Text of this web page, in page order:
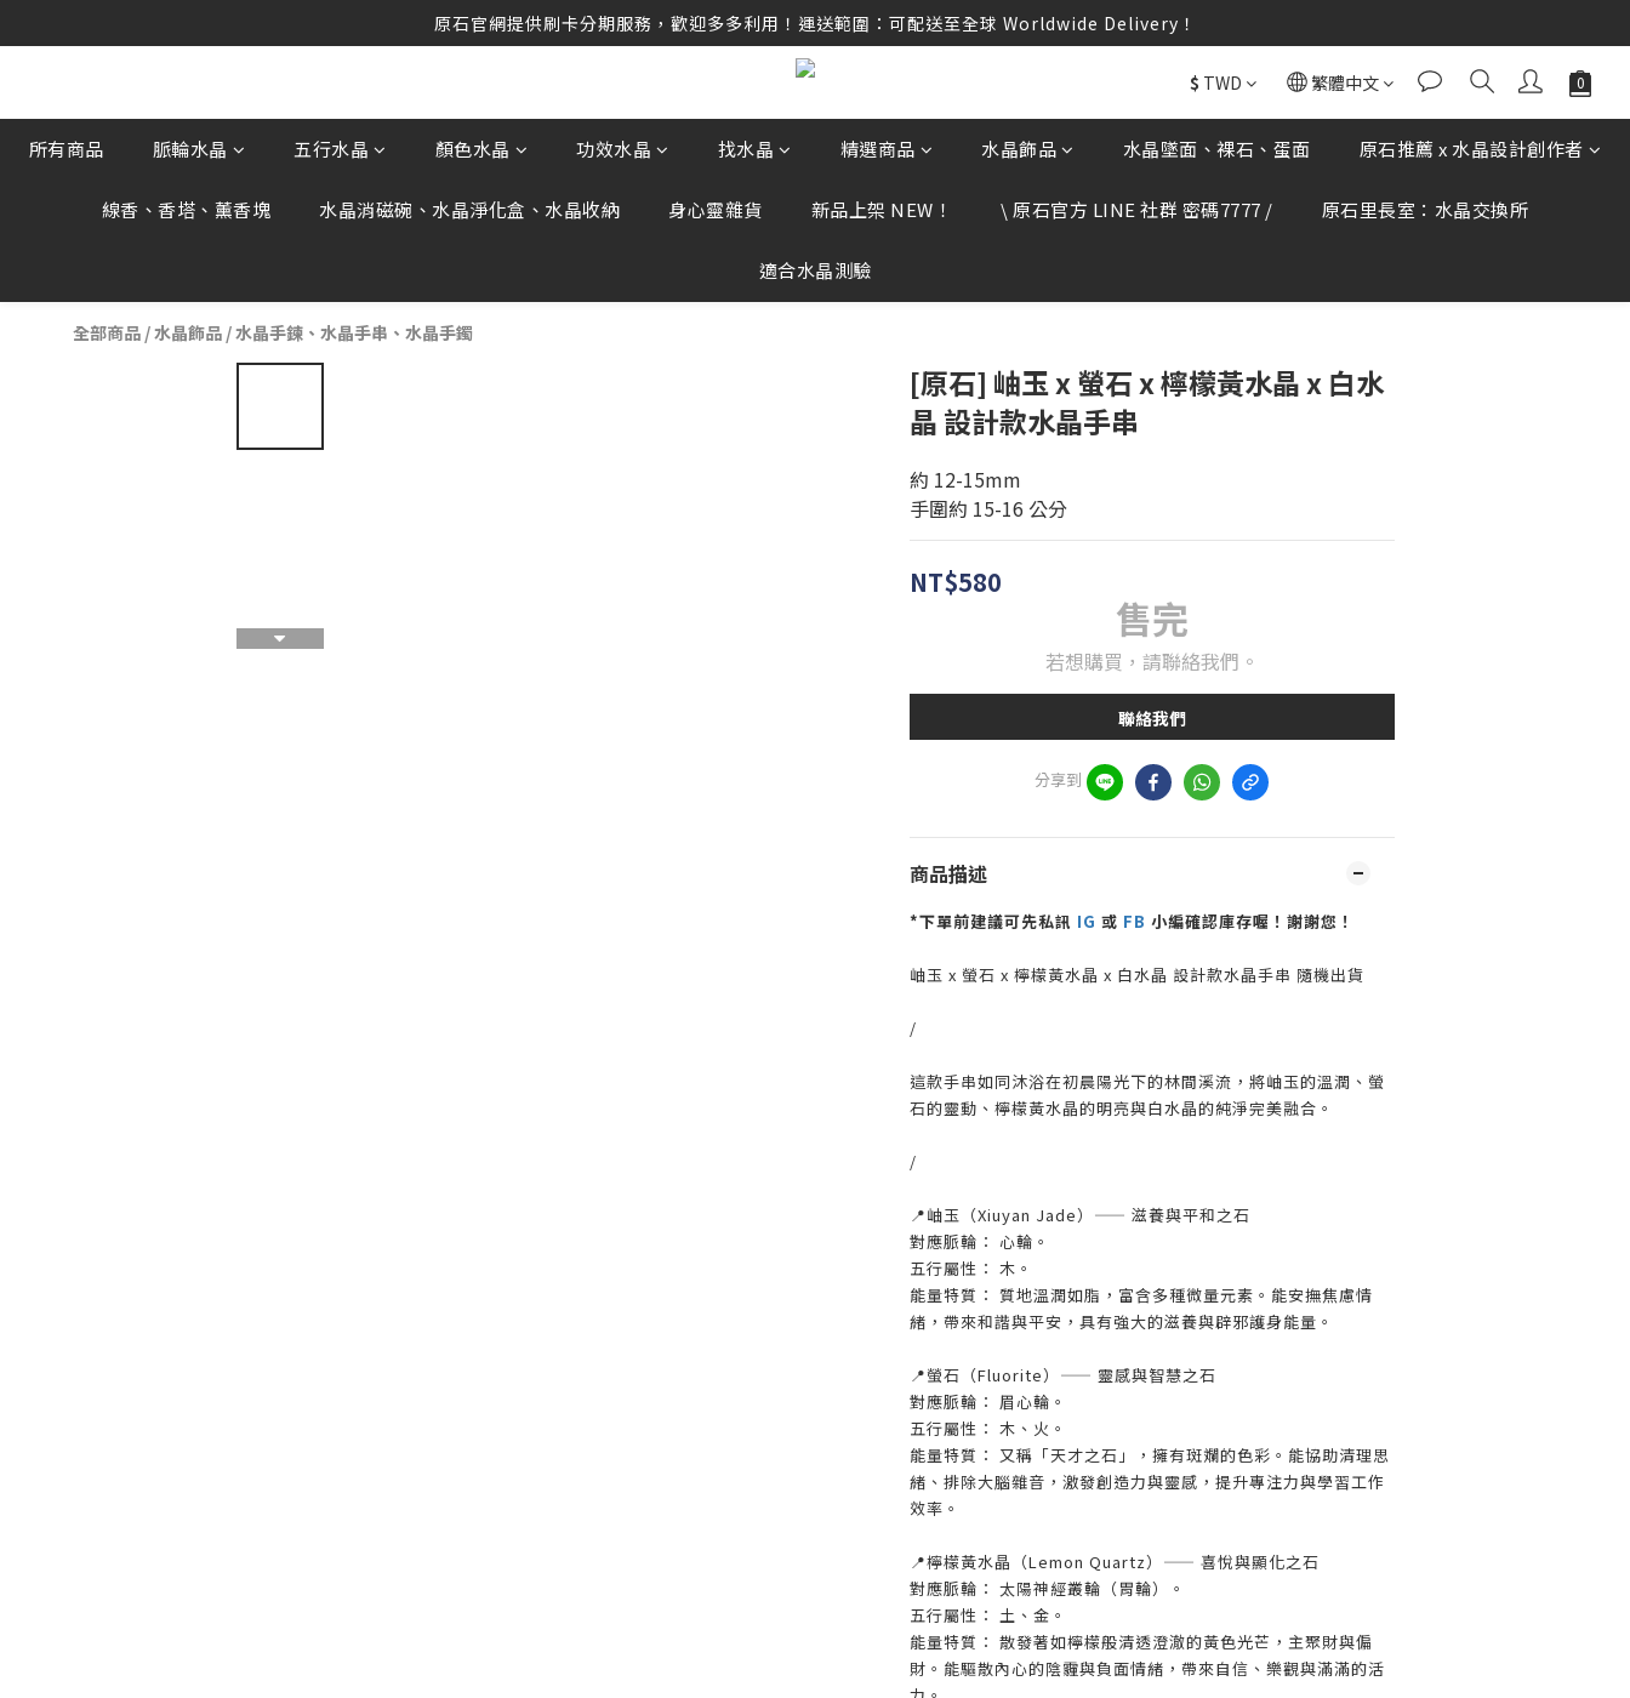
原石官網提供刷卡分期服務，歡迎多多利用！運送範圍：可配送至全球 Worldwide Delivery！
原石官網提供刷卡分期服務，歡迎多多利用！運送範圍：可配送至全球 Worldwide Delivery！
原石官網不會主動寄信要求顧客提供任何訂單資訊、補運費差額或付款，請勿點選任何不明連結，若有任何疑慮可撥打165反詐騙專線查證。
原石官網提供刷卡分期服務，歡迎多多利用！運送範圍：可配送至全球 Worldwide Delivery！
$ TWD 繁體中文
所有商品 脈輪水晶 五行水晶 顏色水晶 功效水晶 找水晶 精選商品 水晶飾品 水晶墜面、裸石、蛋面 原石推薦 x 水晶設計創作者
線香、香塔、薰香塊 水晶消磁碗、水晶淨化盒、水晶收納 身心靈雜貨 新品上架 NEW！ \ 原石官方 LINE 社群 密碼7777 / 原石里長室：水晶交換所
適合水晶測驗
全部商品 /水晶飾品 /水晶手鍊、水晶手串、水晶手鐲
[原石] 岫玉 x 螢石 x 檸檬黃水晶 x 白水
晶 設計款水晶手串
約 12-15mm
手圍約 15-16 公分
NT$580
售完
若想購買，請聯絡我們。
聯絡我們
分享到
商品描述
*下單前建議可先私訊 IG 或 FB 小編確認庫存喔！謝謝您！
岫玉 x 螢石 x 檸檬黃水晶 x 白水晶 設計款水晶手串 隨機出貨
/
這款手串如同沐浴在初晨陽光下的林間溪流，將岫玉的溫潤、螢
石的靈動、檸檬黃水晶的明亮與白水晶的純淨完美融合。
/
📍岫玉（Xiuyan Jade）—— 滋養與平和之石
對應脈輪： 心輪。
五行屬性： 木。
能量特質： 質地溫潤如脂，富含多種微量元素。能安撫焦慮情
緒，帶來和諧與平安，具有強大的滋養與辟邪護身能量。
📍螢石（Fluorite）—— 靈感與智慧之石
對應脈輪： 眉心輪。
五行屬性： 木、火。
能量特質： 又稱「天才之石」，擁有斑斕的色彩。能協助清理思
緒、排除大腦雜音，激發創造力與靈感，提升專注力與學習工作
效率。
📍檸檬黃水晶（Lemon Quartz）—— 喜悅與顯化之石
對應脈輪： 太陽神經叢輪（胃輪）。
五行屬性： 土、金。
能量特質： 散發著如檸檬般清透澄澈的黃色光芒，主聚財與偏
財。能驅散內心的陰霾與負面情緒，帶來自信、樂觀與滿滿的活